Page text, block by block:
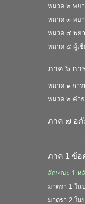
หมวด ๒ พย
หมวด ๓ พย
หมวด ๔ พย
หมวด ๕ ผู้เ
ภาค ๖ กา
หมวด ๑ กา
หมวด ๒ ค่า
ภาค ๗ อภั
ภาค 1 ข้อ
ลักษณะ 1 ห
มาตรา 1 ใ
มาตรา 2 ใ